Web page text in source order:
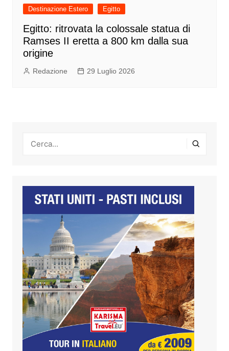
Destinazione Estero Egitto
Egitto: ritrovata la colossale statua di
Ramses II eretta a 800 km dalla sua
origine
Redazione 29 Luglio 2026